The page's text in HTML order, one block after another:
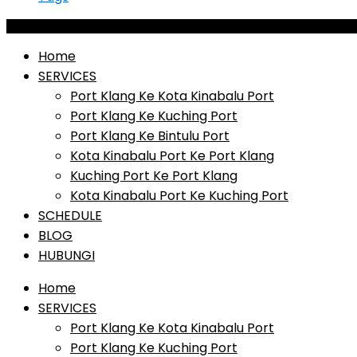
Home
SERVICES
Port Klang Ke Kota Kinabalu Port
Port Klang Ke Kuching Port
Port Klang Ke Bintulu Port
Kota Kinabalu Port Ke Port Klang
Kuching Port Ke Port Klang
Kota Kinabalu Port Ke Kuching Port
SCHEDULE
BLOG
HUBUNGI
Home
SERVICES
Port Klang Ke Kota Kinabalu Port
Port Klang Ke Kuching Port